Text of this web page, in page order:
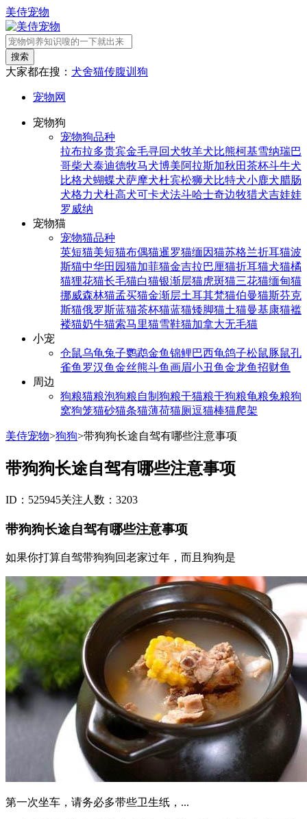
美侍宠物
搜索
大家都在搜： 犬舍猫传腹训狗
宠物网
宠物狗
宠物狗品种
拉布拉多贵宾金毛寻回犬牧羊犬比熊柯基雪纳瑞巴
哥柴犬泰迪德牧马犬博美阿拉斯加秋田茶杯斗牛犬
比格犬蝴蝶犬萨摩犬杜宾松狮犬比特犬小鹿犬腊肠
犬格力犬杜高犬可卡犬法斗哈士奇边牧猎犬吉娃娃
罗威纳
宠物猫
宠物猫品种
英短猫美短猫布偶猫暹罗猫缅因猫苏格兰折耳猫波
斯猫中华田园猫加菲猫金吉拉巴厘猫折耳猫犬猫橘
猫狸花猫长毛猫白猫银渐层猫虎斑猫三花猫缅甸猫
挪威森林猫孟买猫金渐层土耳其梵猫伯曼猫斯芬克
斯猫俄罗斯蓝猫茶杯猫蓝猫矮脚猫土猫曼基康猫褴
褛猫奶牛猫索马里猫雪鞋猫加拿大无毛猫
小宠
仓鼠乌龟兔子鹦鹉金鱼锦鲤巴西龟鸽子松鼠豚鼠孔
雀鱼 罗汉鱼金丝熊斗鱼画眉小丑鱼金龙鱼招财鱼
周边
狗粮猫粮泡狗粮自制狗粮干猫粮干狗粮龟粮兔粮狗
窝狗笼猫砂猫条猫薄荷猫厕逗猫棒猫爬架
美侍宠物>狗狗>带狗狗长途自驾有哪些注意事项
带狗狗长途自驾有哪些注意事项
ID：525945关注人数：3203
带狗狗长途自驾有哪些注意事项
如果你打算自驾带狗狗回老家过年，而且狗狗是
第一次坐车，请务必多带些卫生纸，...